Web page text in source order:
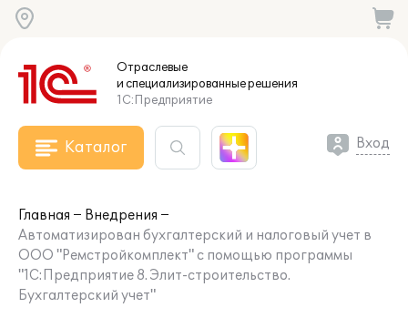
Отраслевые
и специализированныерешения
1С:Предприятие
Каталог Вход
Главная
Внедрения
Автоматизирован бухгалтерский и налоговый учет в
ООО "Ремстройкомплект" с помощью программы
"1C:Предприятие 8. Элит-строительство.
Бухгалтерский учет"